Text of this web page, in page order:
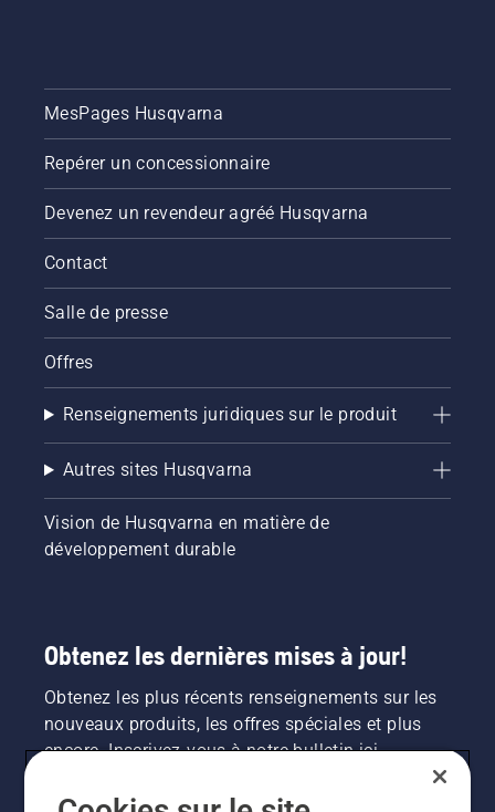
MesPages Husqvarna
Repérer un concessionnaire
Devenez un revendeur agréé Husqvarna
Contact
Salle de presse
Offres
Renseignements juridiques sur le produit
Autres sites Husqvarna
Vision de Husqvarna en matière de
développement durable
Obtenez les dernières mises à jour!
Obtenez les plus récents renseignements sur les
nouveaux produits, les offres spéciales et plus
encore. Inscrivez-vous à notre bulletin ici.